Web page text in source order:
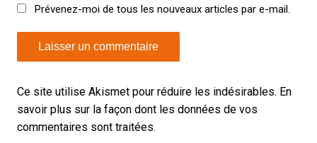
Prévenez-moi de tous les nouveaux articles par e-mail.
Ce site utilise Akismet pour réduire les indésirables. En
savoir plus sur la façon dont les données de vos
commentaires sont traitées.